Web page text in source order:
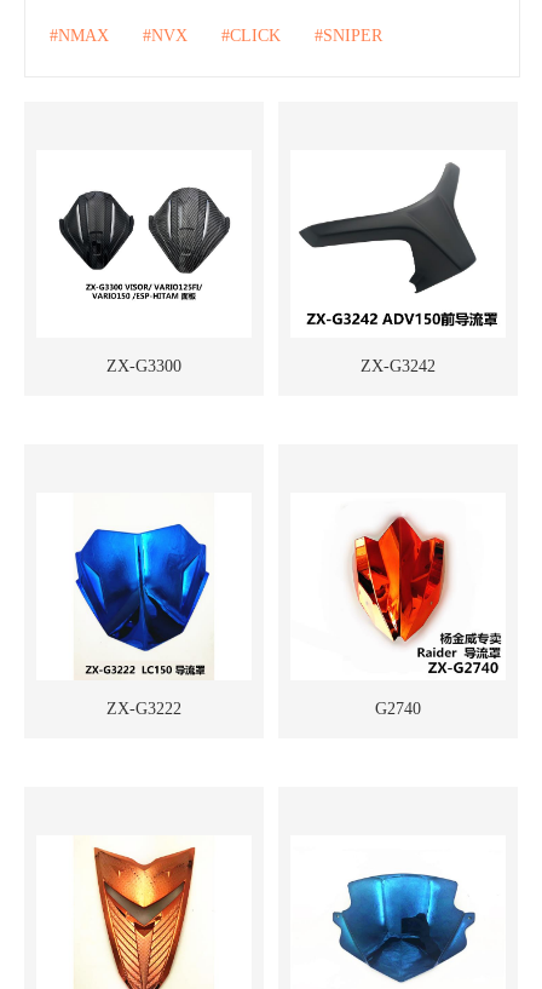
#NMAX #NVX #CLICK #SNIPER
ZX-G3300 ZX-G3242
ZX-G3222 G2740